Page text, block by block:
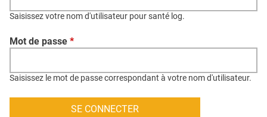
CONTACT
CRÉDITS
Saisissez votre nom d'utilisateur pour santé log.
Mot de passe *
Saisissez le mot de passe correspondant à votre nom d'utilisateur.